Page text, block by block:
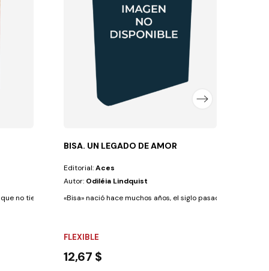
no tienen suficiente tiempo para conciliar sus...
BISA. UN LEGADO DE AMOR
Editorial:Aces
Autor: Odiléia Lindquist
«Bisa» nació hace muchos años, el siglo pasado, en una
FLEXIBLE
12,67 $